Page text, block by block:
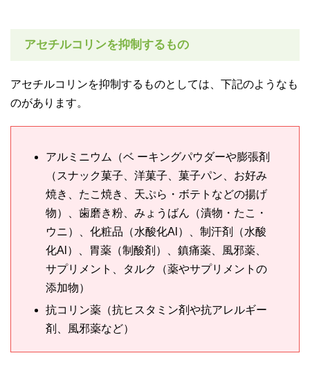
アセチルコリンを抑制するもの
アセチルコリンを抑制するものとしては、下記のようなも
のがあります。
アルミニウム（ベ ーキングパウダーや膨張剤
（スナック菓子、洋菓子、菓子パン、お好み
焼き、たこ焼き、天ぷら・ボテトなどの揚げ
物）、歯磨き粉、みょうばん（漬物・たこ・
ウニ）、化粧品（水酸化Al）、制汗剤（水酸
化Al）、胃薬（制酸剤）、鎮痛薬、風邪薬、
サプリメント、タルク（薬やサプリメントの
添加物）
抗コリン薬（抗ヒスタミン剤や抗アレルギー
剤、風邪薬など）